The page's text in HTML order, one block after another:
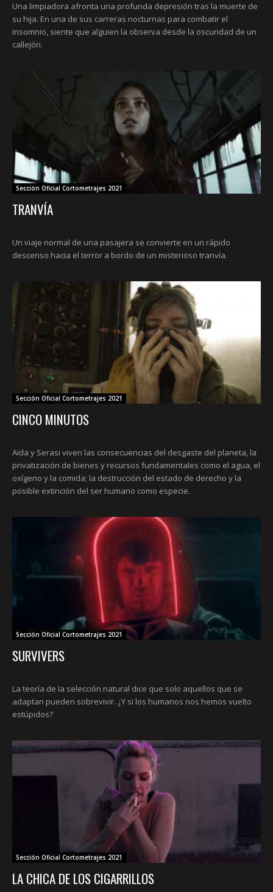
Una limpiadora afronta una profunda depresión tras la muerte de
su hija. En una de sus carreras nocturnas para combatir el
insomnio, siente que alguien la observa desde la oscuridad de un
callejón.
Sección Oficial Cortometrajes 2021
TRANVÍA
Un viaje normal de una pasajera se convierte en un rápido
descenso hacia el terror a bordo de un misterioso tranvía.
Sección Oficial Cortometrajes 2021
CINCO MINUTOS
Aïda y Serasi viven las consecuencias del desgaste del planeta, la
privatización de bienes y recursos fundamentales como el agua, el
oxígeno y la comida; la destrucción del estado de derecho y la
posible extinción del ser humano como especie.
Sección Oficial Cortometrajes 2021
SURVIVERS
La teoría de la selección natural dice que solo aquellos que se
adaptan pueden sobrevivir. ¿Y si los humanos nos hemos vuelto
estúpidos?
Sección Oficial Cortometrajes 2021
LA CHICA DE LOS CIGARRILLOS